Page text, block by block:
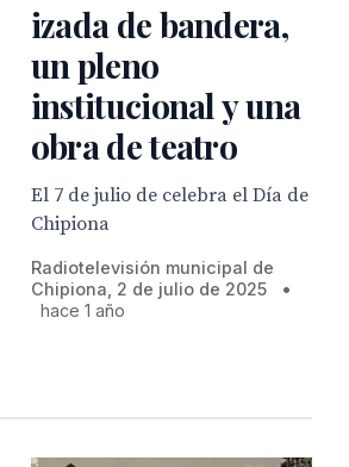
izada de bandera,
un pleno
institucional y una
obra de teatro
El 7 de julio de celebra el Día de
Chipiona
Radiotelevisión municipal de
Chipiona, 2 de julio de 2025
•
hace 1 año